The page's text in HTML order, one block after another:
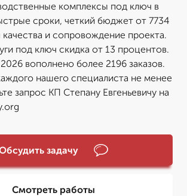
комплексы под ключ в
сроки, четкий бюджет от 7734
качества и сопровождение проекта.
под ключ скидка от 13 процентов.
вополнено более 2196 заказов.
нашего специалиста не менее
запрос КП Степану Евгеньевичу на
задачу
Смотреть работы